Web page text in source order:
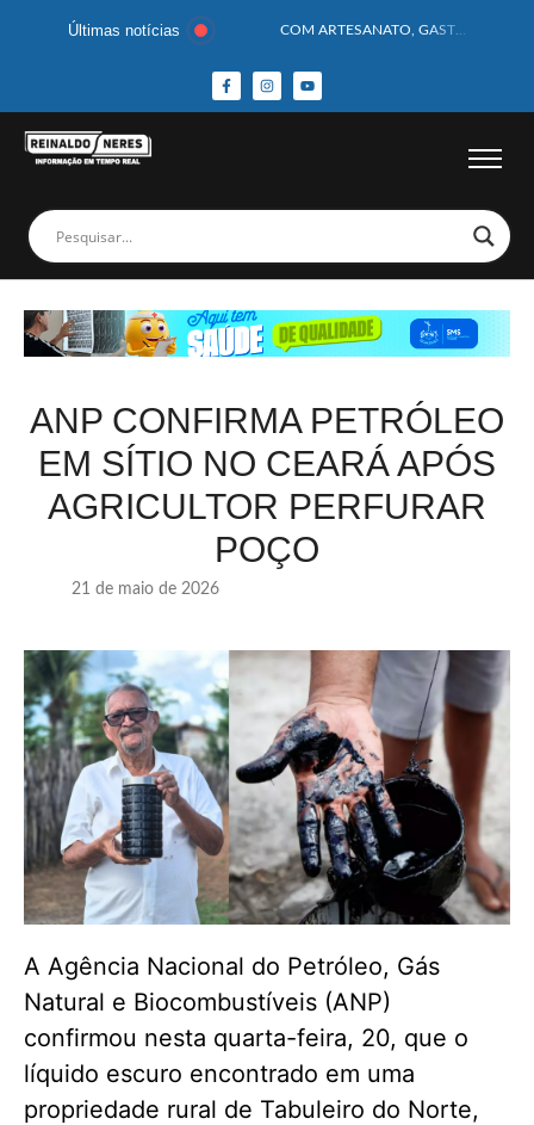
Últimas notícias
HOMEM CAI DE CACHOEIRA DE 40 METROS AO TENTAR FAZER FOTO
CORPOS DAS SEIS VÍTIMAS DE ACIDENTE COM LANCHA SÃO VELADOS; SAIBA COMO FOI
ANP CONFIRMA PETRÓLEO
EM SÍTIO NO CEARÁ APÓS
AGRICULTOR PERFURAR
POÇO
21 de maio de 2026
A Agência Nacional do Petróleo, Gás
Natural e Biocombustíveis (ANP)
confirmou nesta quarta-feira, 20, que o
líquido escuro encontrado em uma
propriedade rural de Tabuleiro do Norte,